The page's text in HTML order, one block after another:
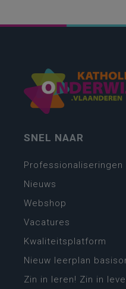
SNEL NAAR
Professionaliseringen
Nieuws
Webshop
Vacatures
Kwaliteitsplatform
Nieuw leerplan
Zin in leren! Zin in